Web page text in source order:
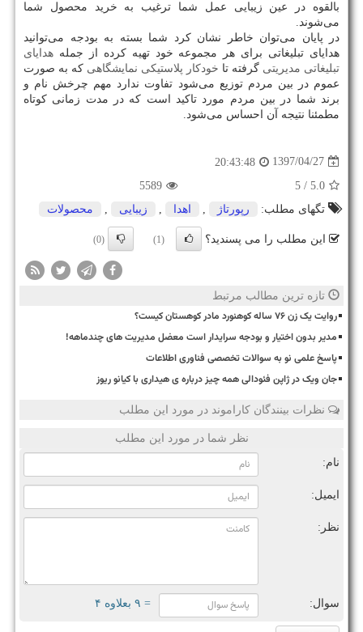
بالقوه در عین زیبایی عمل شما ترغیب به خرید محصول شما
می‌شوند.
در پایان می‌توان خاطر نشان کرد شما بسته به بودجه می‌توانید
هدایای تبلیغاتی برای هر مجموعه خود تهیه کرده از جمله هدایای
تبلیغاتی مدیریتی گرفته تا خودکار پلاستیکی نمایشگاهی که به صورت
عموم در بین مردم توزیع می‌شود تفاوت ندارد مهم چرخش نام و
برند شما در بین مردم مورد تاکید است که در مدت زمانی کوتاه
مطمئنا نتیجه آن احساس می‌شود.
1397/04/27
20:43:48
5.0
/ 5
5589
تگهای مطلب:
رپورتاژ , اهدا , زیبایی , محصولات
این مطلب را می پسندید؟ (1)
(0)
تازه ترین مطالب مرتبط
روایت یک زن ۷۶ ساله کوهنورد مادر کوهستان کیست؟
مدیر بدون اختیار و بودجه سرایدار است معضل مدیریت های چندماهه!
پاسخ علمی نو به سوالات تخصصی فناوری اطلاعات
جان ویک در ژاپن فئودالی همه چیز درباره ی هیداری با کیانو ریوز
نظرات بینندگان کاراموند در مورد این مطلب
نظر شما در مورد این مطلب
نام:
ایمیل:
نظر:
سوال: = ۹ بعلاوه ۴